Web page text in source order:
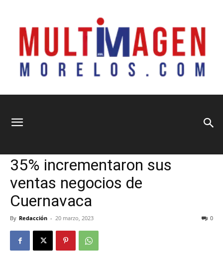
Morelos
35% incrementaron sus
ventas negocios de
Cuernavaca
By Redacción - 20 marzo, 2023 0